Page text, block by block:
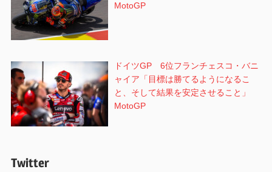
MotoGP
ドイツGP 6位フランチェスコ・バニ
ャイア「目標は勝てるようになるこ
と、そして結果を安定させること」
MotoGP
Twitter